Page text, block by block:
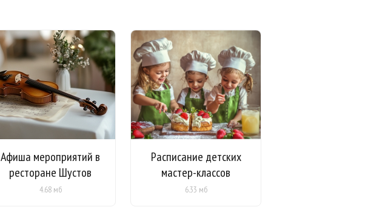
Афиша мероприятий в
ресторане Шустов
4.68 мб
Расписание детских
мастер-классов
6.33 мб